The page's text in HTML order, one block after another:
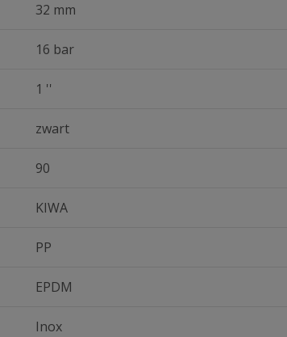
32 mm
16 bar
1 ''
zwart
90
KIWA
PP
EPDM
Inox